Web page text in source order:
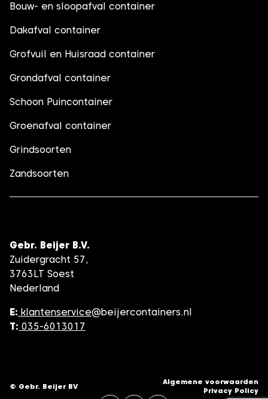
Bouw- en sloopafval container
Dakafval container
Grofvuil en Huisraad container
Grondafval container
Schoon Puincontainer
Groenafval container
Grindsoorten
Zandsoorten
Gebr. Beijer B.V.
Zuidergracht 57,
3763LT Soest
Nederland
E: klantenservice@beijercontainers.nl
T: 035-6013017
© Gebr. Beijer BV
Algemene voorwaarden
Privacy Policy